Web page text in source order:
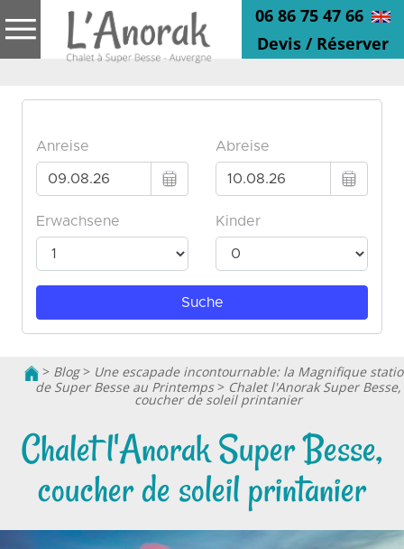
06 86 75 47 66
Devis / Réserver
> Blog> Une escapade incontournable: la Magnifique
de Super Besse au Printemps> Chalet l'Anorak Super Besse,
coucher de soleil printanier
Chalet l'Anorak Super Besse,
coucher de soleil printanier